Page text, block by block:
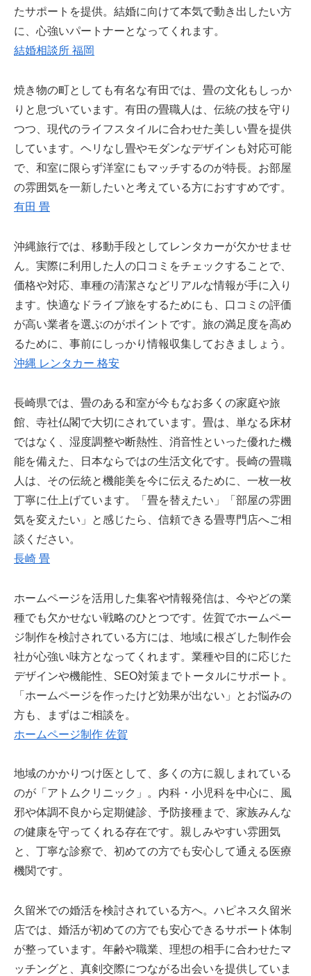
たサポートを提供。結婚に向けて本気で動き出したい方
に、心強いパートナーとなってくれます。
結婚相談所 福岡
焼き物の町としても有名な有田では、畳の文化もしっか
りと息づいています。有田の畳職人は、伝統の技を守り
つつ、現代のライフスタイルに合わせた美しい畳を提供
しています。ヘリなし畳やモダンなデザインも対応可能
で、和室に限らず洋室にもマッチするのが特長。お部屋
の雰囲気を一新したいと考えている方におすすめです。
有田 畳
沖縄旅行では、移動手段としてレンタカーが欠かせませ
ん。実際に利用した人の口コミをチェックすることで、
価格や対応、車種の清潔さなどリアルな情報が手に入り
ます。快適なドライブ旅をするためにも、口コミの評価
が高い業者を選ぶのがポイントです。旅の満足度を高め
るために、事前にしっかり情報収集しておきましょう。
沖縄 レンタカー 格安
長崎県では、畳のある和室が今もなお多くの家庭や旅
館、寺社仏閣で大切にされています。畳は、単なる床材
ではなく、湿度調整や断熱性、消音性といった優れた機
能を備えた、日本ならではの生活文化です。長崎の畳職
人は、その伝統と機能美を今に伝えるために、一枚一枚
丁寧に仕上げています。「畳を替えたい」「部屋の雰囲
気を変えたい」と感じたら、信頼できる畳専門店へご相
談ください。
長崎 畳
ホームページを活用した集客や情報発信は、今やどの業
種でも欠かせない戦略のひとつです。佐賀でホームペー
ジ制作を検討されている方には、地域に根ざした制作会
社が心強い味方となってくれます。業種や目的に応じた
デザインや機能性、SEO対策までトータルにサポート。
「ホームページを作ったけど効果が出ない」とお悩みの
方も、まずはご相談を。
ホームページ制作 佐賀
地域のかかりつけ医として、多くの方に親しまれている
のが「アトムクリニック」。内科・小児科を中心に、風
邪や体調不良から定期健診、予防接種まで、家族みんな
の健康を守ってくれる存在です。親しみやすい雰囲気
と、丁寧な診察で、初めての方でも安心して通える医療
機関です。
久留米での婚活を検討されている方へ。ハピネス久留米
店では、婚活が初めての方でも安心できるサポート体制
が整っています。年齢や職業、理想の相手に合わせたマ
ッチングと、真剣交際につながる出会いを提供していま